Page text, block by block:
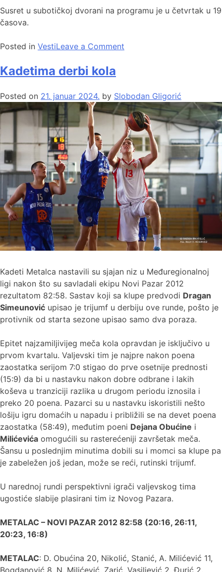
Susret u subotičkoj dvorani na programu je u četvrtak u 19
časova.
Posted in VestiLeave a Comment
Kadetima derbi kola
Posted on 21. januar 2024. by Slobodan Gligorić
Kadeti Metalca nastavili su sjajan niz u Međuregionalnoj
ligi nakon što su savladali ekipu Novi Pazar 2012
rezultatom 82:58. Sastav koji sa klupe predvodi Dragan
Simeunović upisao je trijumf u derbiju ove runde, pošto je
protivnik od starta sezone upisao samo dva poraza.
Epitet najzamiljivijeg meča kola opravdan je isključivo u
prvom kvartalu. Valjevski tim je najpre nakon poena
zaostatka serijom 7:0 stigao do prve osetnije prednosti
(15:9) da bi u nastavku nakon dobre odbrane i lakih
koševa u tranziciji razlika u drugom periodu iznosila i
preko 20 poena. Pazarci su u nastavku iskoristili nešto
lošiju igru domaćih u napadu i približili se na devet poena
zaostatka (58:49), međutim poeni Dejana Obućine i
Milićevića omogućili su rasterećeniji završetak meča.
Šansu u poslednjim minutima dobili su i momci sa klupe pa
je zabeležen još jedan, može se reći, rutinski trijumf.
U narednoj rundi perspektivni igrači valjevskog tima
ugostiće slabije plasirani tim iz Novog Pazara.
METALAC – NOVI PAZAR 2012 82:58 (20:16, 26:11,
20:23, 16:8)
METALAC: D. Obućina 20, Nikolić, Stanić, A. Milićević 11,
Bogdanović 8, N. Milićević, Zarić, Vasiljević 2, Đurić 2,